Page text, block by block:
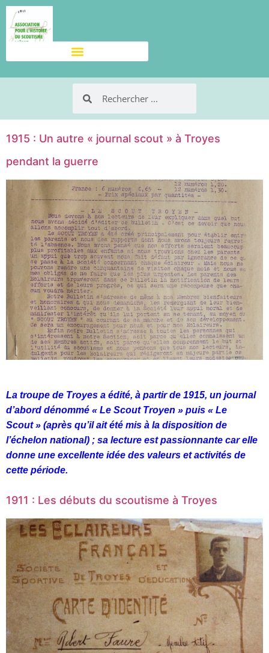
1915 : Un autre « journal scout » à Troyes
pendant la guerre
La troupe de Troyes a édité, à partir de 1915, un journal
d’abord dénommé « Le Scout Troyen » puis « Le
Scout » (après qu’il ait été mis à la disposition de
l’échelon national) ; sa lecture est passionnante car elle
donne une excellente idée des valeurs et activités de
cette période.
1911 : Les débuts du scoutisme à Troyes